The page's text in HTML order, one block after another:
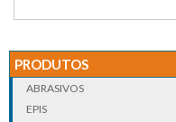
PRODUTOS
ABRASIVOS
EPIS